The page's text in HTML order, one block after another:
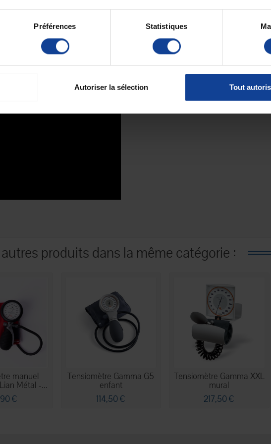
Préférences Statistiques
Autoriser la sélection Tout
Il est recommandé de vérifier son bon
autres produits dans la même catégorie :
manuel
Métal -...
€
Tensiomètre Gamma G5
enfant
114,50 €
Tensiomètre Gamma XXL
mural
217,50 €